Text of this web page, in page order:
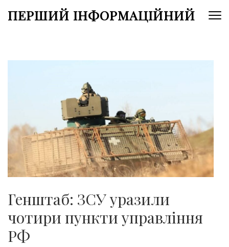
доПЕРШИЙ ІНФОРМАЦІЙНИЙ
Генштаб: ЗСУ уразили
чотири пункти управління
РФ